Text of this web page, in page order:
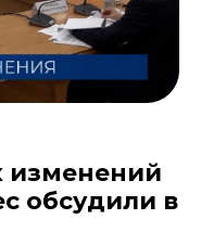
изменений
обсудили в